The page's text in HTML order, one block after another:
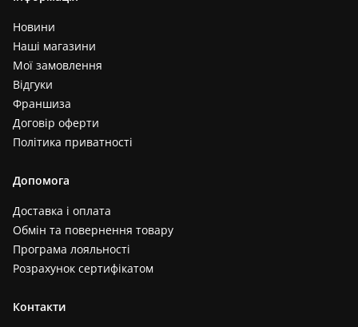
Новини
Наші магазини
Мої замовлення
Відгуки
Франшиза
Договір оферти
Політика приватності
Допомога
Доставка і оплата
Обмін та повернення товару
Програма лояльності
Розрахунок сертифікатом
Контакти